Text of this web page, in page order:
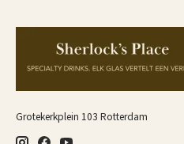
Grotekerkplein 103 Rotterdam